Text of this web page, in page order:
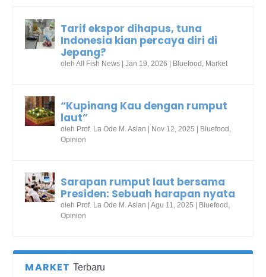
Tarif ekspor dihapus, tuna
Indonesia kian percaya diri di
Jepang?
olehAll Fish News |Jan 19, 2026 Bluefood , Market
“Kupinang Kau dengan rumput
laut”
oleh Prof. La Ode M. Aslan Nov 12, 2025 Bluefood ,
Opinion
Sarapan rumput laut bersama
Presiden: Sebuah harapan nyata
oleh Prof. La Ode M. Aslan |Agu 11, 2025 Bluefood ,
Opinion
MARKET Terbaru